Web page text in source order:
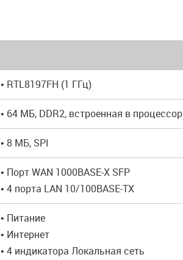
• RTL8197FH (1 ГГц)
• 64 MБ, DDR2, встроенная в процессор
• 8 МБ, SPI
• Порт WAN 1000BASE-X SFP
• 4 порта LAN 10/100BASE-TX
• Питание
• Интернет
• 4 индикатора Локальная сеть